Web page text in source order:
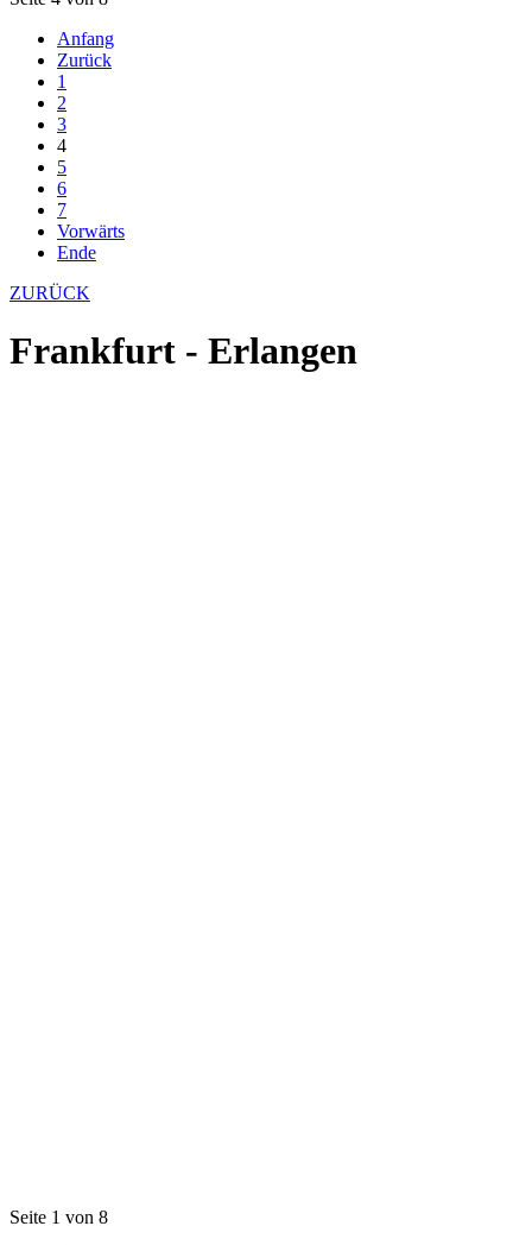
Anfang
Zurück
1
2
3
4
5
6
7
Vorwärts
Ende
ZURÜCK
Frankfurt - Erlangen
Seite 1 von 8